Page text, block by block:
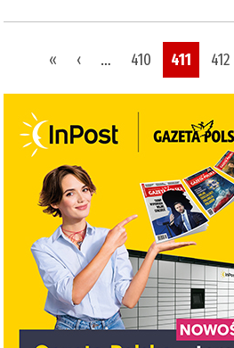
« ‹ … 410 411 412